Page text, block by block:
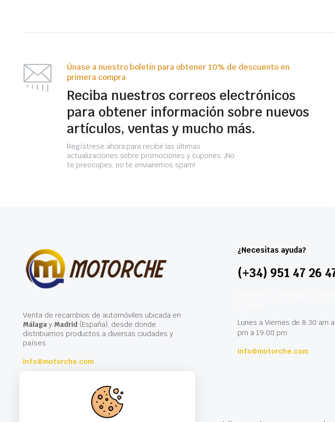
Únase a nuestro boletín para obtener 10% de descuento en
primera compra
Reciba nuestros correos electrónicos
para obtener información sobre nuevos
artículos, ventas y mucho más.
Regístrese ahora para recibir las últimas
actualizaciones sobre promociones y cupones. ¡No
te preocupes, no te enviaremos spam!
Venta de recambios de automóviles ubicada en
Málagay Madrid(España), desde donde
distribuimos productos a diversas ciudades y
países.
info@motorche.com
¿Necesitas ayuda?
(+34) 951 47 26
Lunes a Viernes de 8:30 am
pm a 19:00 pm
info@motorche.com